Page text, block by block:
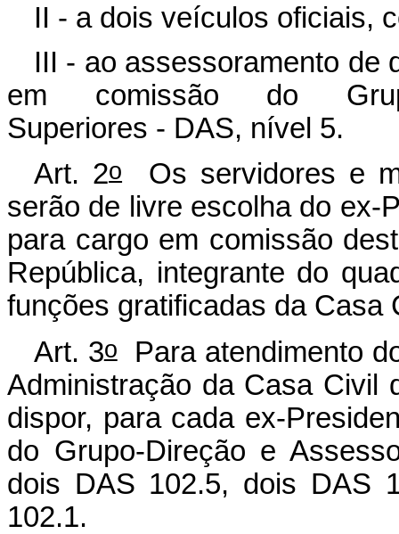
II - a dois veículos oficiais,
III - ao assessoramento de
em comissão do
Superiores - DAS, nível 5.
Art. 2o
Os servidores e
serão de livre escolha do ex-
para cargo em comissão
República, integrante do
funções gratificadas da Casa
Art. 3oPara atendimento
Administração da Casa Civil
dispor, para cada ex-
do Grupo-Direção e
dois DAS 102.5, dois DAS
102.1.